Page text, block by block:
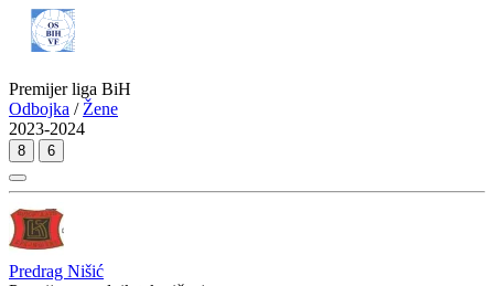
Premijer liga BiH
Odbojka / Žene
2023-2024
8 6
Predrag Nišić